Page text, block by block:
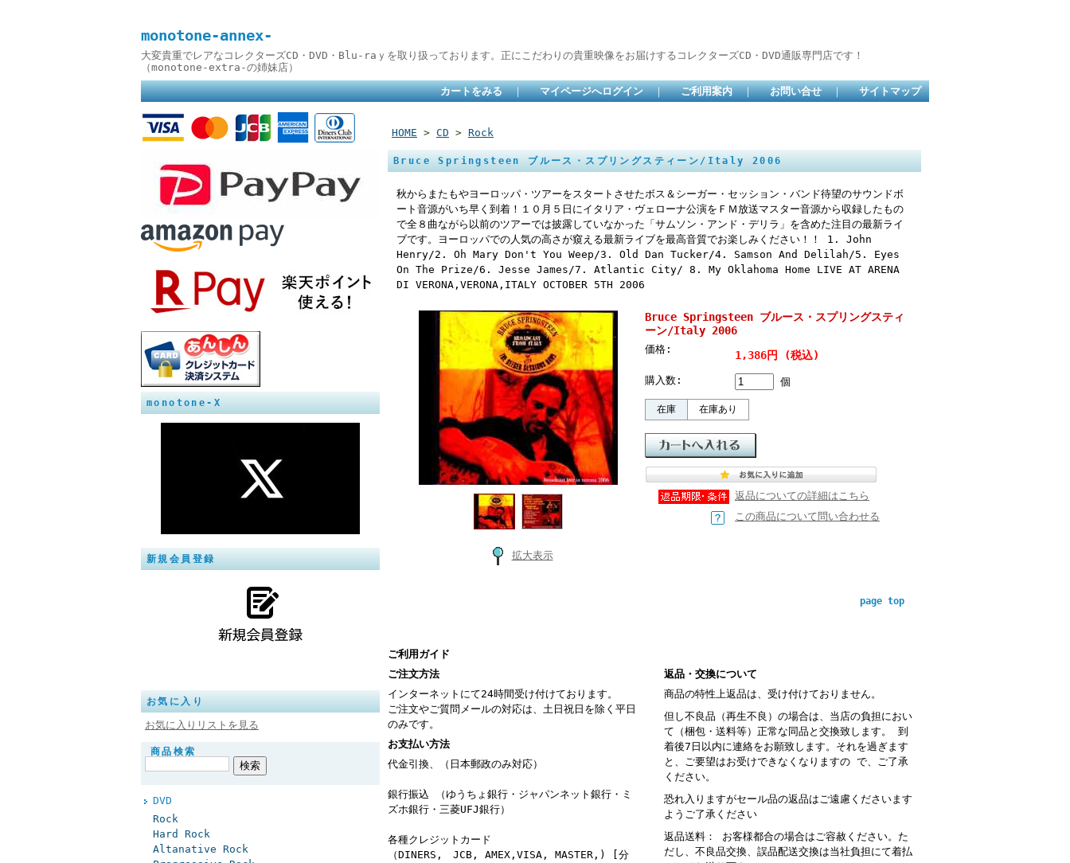
monotone-annex-
大変貴重でレアなコレクターズCD・DVD・Blu-raｙを取り扱っております。正にこだわりの貴重映像をお届けするコレクターズCD・DVD通販専門店です！
（monotone-extra-の姉妹店）
カートをみる ｜ マイページへログイン ｜ ご利用案内 ｜ お問い合せ ｜ サイトマップ
monotone-X
新規会員登録
お気に入り
お気に入りリストを見る
商品検索
DVD
Rock
Hard Rock
Altanative Rock
HOME > CD > Rock
Bruce Springsteen ブルース・スプリングスティーン/Italy 2006
秋からまたもやヨーロッパ・ツアーをスタートさせたボス＆シーガー・セッション・バンド待望のサウンドボ
ート音源がいち早く到着！１０月５日にイタリア・ヴェローナ公演をＦＭ放送マスター音源から収録したもの
で全８曲ながら以前のツアーでは披露していなかった「サムソン・アンド・デリラ」を含めた注目の最新ライ
ブです。ヨーロッパでの人気の高さが窺える最新ライブを最高音質でお楽しみください！！ 1. John
Henry/2. Oh Mary Don't You Weep/3. Old Dan Tucker/4. Samson And Delilah/5. Eyes
On The Prize/6. Jesse James/7. Atlantic City/ 8. My Oklahoma Home LIVE AT ARENA
DI VERONA,VERONA,ITALY OCTOBER 5TH 2006
拡大表示
Bruce Springsteen ブルース・スプリングスティ
ーン/Italy 2006
価格: 1,386円 (税込)
購入数: 個
在庫 在庫あり
返品についての詳細はこちら
この商品について問い合わせる
page top
ご利用ガイド
ご注文方法
インターネットにて24時間受け付けております。
ご注文やご質問メールの対応は、土日祝日を除く平日
のみです。
お支払い方法
代金引換、（日本郵政のみ対応）
銀行振込 （ゆうちょ銀行・ジャパンネット銀行・ミ
ズホ銀行・三菱UFJ銀行）
各種クレジットカード
（DINERS, JCB, AMEX,VISA, MASTER,) [分
返品・交換について
商品の特性上返品は、受け付けておりません。
但し不良品（再生不良）の場合は、当店の負担におい
て（梱包・送料等）正常な同品と交換致します。 到
着後7日以内に連絡をお願致します。それを過ぎます
と、ご要望はお受けできなくなりますの で、ご了承
ください。
恐れ入りますがセール品の返品はご遠慮くださいます
ようご了承ください
返品送料： お客様都合の場合はご容赦ください。た
だし、不良品交換、誤品配送交換は当社負担にて着払